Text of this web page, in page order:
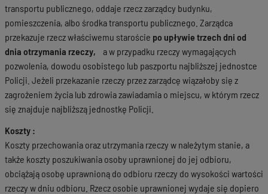
transportu publicznego, oddaje rzecz zarządcy budynku,
pomieszczenia, albo środka transportu publicznego. Zarządca
przekazuje rzecz właściwemu staroście po upływie trzech dni od
dnia otrzymania rzeczy, a w przypadku rzeczy wymagających
pozwolenia, dowodu osobistego lub paszportu najbliższej jednostce
Policji. Jeżeli przekazanie rzeczy przez zarządcę wiązałoby się z
zagrożeniem życia lub zdrowia zawiadamia o miejscu, w którym rzecz
się znajduje najbliższą jednostkę Policji.
Koszty :
Koszty przechowania oraz utrzymania rzeczy w należytym stanie, a
także koszty poszukiwania osoby uprawnionej do jej odbioru,
obciążają osobę uprawnioną do odbioru rzeczy do wysokości wartości
rzeczy w dniu odbioru. Rzecz osobie uprawnionej wydaje się dopiero